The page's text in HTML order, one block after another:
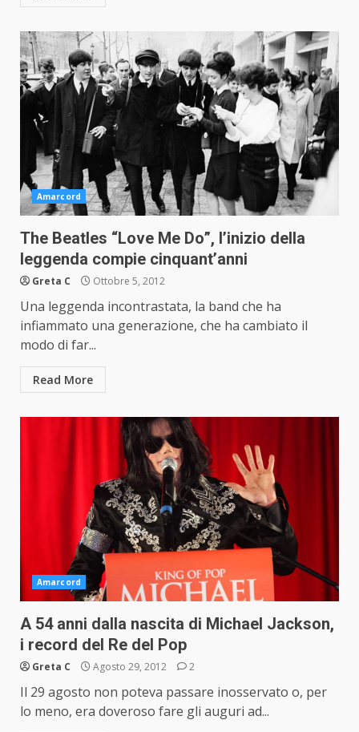
Amarcord
The Beatles “Love Me Do”, l’inizio della
leggenda compie cinquant’anni
Greta C Ottobre 5, 2012
Una leggenda incontrastata, la band che ha
infiammato una generazione, che ha cambiato il
modo di far...
Read More
Amarcord
A 54 anni dalla nascita di Michael Jackson,
i record del Re del Pop
Greta C Agosto 29, 2012 2
Il 29 agosto non poteva passare inosservato o, per
lo meno, era doveroso fare gli auguri ad...